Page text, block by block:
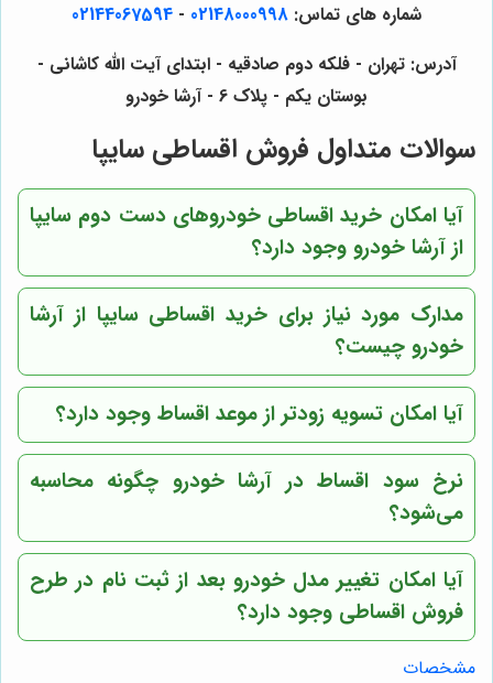
شماره های تماس: 02148000998
-
02144067594
آدرس: تهران - فلکه دوم صادقیه - ابتدای آیت الله کاشانی -
بوستان یکم - پلاک 6 - آرشا خودرو
سوالات متداول فروش اقساطی سایپا
آیا امکان خرید اقساطی خودروهای دست دوم سایپا
از آرشا خودرو وجود دارد؟
مدارک مورد نیاز برای خرید اقساطی سایپا از آرشا
خودرو چیست؟
آیا امکان تسویه زودتر از موعد اقساط وجود دارد؟
نرخ سود اقساط در آرشا خودرو چگونه محاسبه
می‌شود؟
آیا امکان تغییر مدل خودرو بعد از ثبت نام در طرح
فروش اقساطی وجود دارد؟
مشخصات